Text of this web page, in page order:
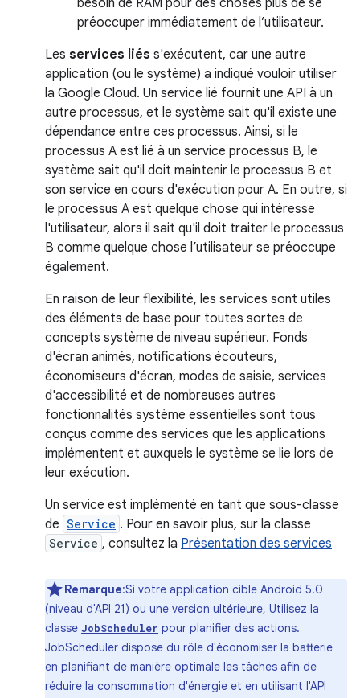
besoin de RAM pour des choses plus de se
préoccuper immédiatement de l’utilisateur.
Les services liés s'exécutent, car une autre
application (ou le système) a indiqué vouloir utiliser
la Google Cloud. Un service lié fournit une API à un
autre processus, et le système sait qu'il existe une
dépendance entre ces processus. Ainsi, si le
processus A est lié à un service processus B, le
système sait qu'il doit maintenir le processus B et
son service en cours d'exécution pour A. En outre, si
le processus A est quelque chose qui intéresse
l'utilisateur, alors il sait qu'il doit traiter le processus
B comme quelque chose l’utilisateur se préoccupe
également.
En raison de leur flexibilité, les services sont utiles
des éléments de base pour toutes sortes de
concepts système de niveau supérieur. Fonds
d'écran animés, notifications écouteurs,
économiseurs d'écran, modes de saisie, services
d'accessibilité et de nombreuses autres
fonctionnalités système essentielles sont tous
conçus comme des services que les applications
implémentent et auxquels le système se lie lors de
leur exécution.
Un service est implémenté en tant que sous-classe
de Service . Pour en savoir plus, sur la classe
Service , consultez la Présentation des services
Remarque:Si votre application cible Android 5.0
(niveau d'API 21) ou une version ultérieure, Utilisez la
classe JobScheduler pour planifier des actions.
JobScheduler dispose du rôle d'économiser la batterie
en planifiant de manière optimale les tâches afin de
réduire la consommation d'énergie et en utilisant l'API